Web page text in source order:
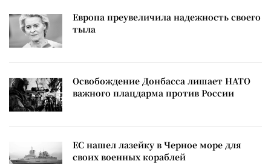
Европа преувеличила надежность своего
тыла
Освобождение Донбасса лишает НАТО
важного плацдарма против России
ЕС нашел лазейку в Черное море для
своих военных кораблей